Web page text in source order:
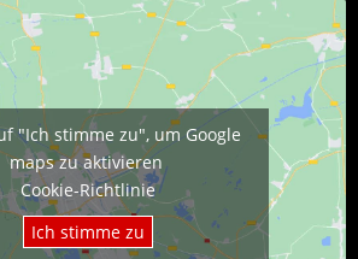
"Ich stimme zu", um Google
maps zu aktivieren
Cookie-Richtlinie
Ich stimme zu